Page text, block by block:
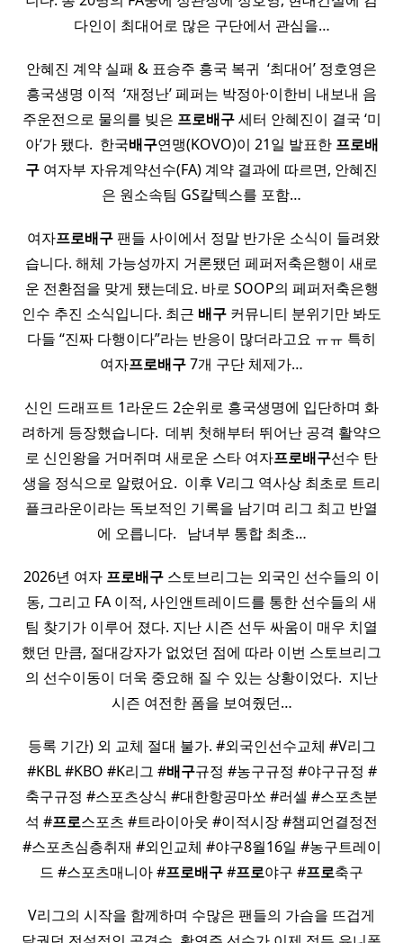
다인이 최대어로 많은 구단에서 관심을…
안혜진 계약 실패 & 표승주 흥국 복귀 ​ ‘최대어’ 정호영은
흥국생명 이적 ​ ‘재정난’ 페퍼는 박정아·이한비 내보내 음
주운전으로 물의를 빚은 프로배구세터 안혜진이 결국 ‘미
아’가 됐다. ​ 한국배구연맹(KOVO)이 21일 발표한 프로배
구 여자부 자유계약선수(FA) 계약 결과에 따르면, 안혜진
은 원소속팀 GS칼텍스를 포함…
​ 여자프로배구 팬들 사이에서 정말 반가운 소식이 들려왔
습니다. 해체 가능성까지 거론됐던 페퍼저축은행이 새로
운 전환점을 맞게 됐는데요. 바로 SOOP의 페퍼저축은행
인수 추진 소식입니다. 최근 배구 커뮤니티 분위기만 봐도
다들 “진짜 다행이다”라는 반응이 많더라고요 ㅠㅠ 특히
여자프로배구7개 구단 체제가…
신인 드래프트 1라운드 2순위로 흥국생명에 입단하며 화
려하게 등장했습니다. ​ 데뷔 첫해부터 뛰어난 공격 활약으
로 신인왕을 거머쥐며 새로운 스타 여자프로배구선수 탄
생을 정식으로 알렸어요. ​ 이후 V리그 역사상 최초로 트리
플크라운이라는 독보적인 기록을 남기며 리그 최고 반열
에 오릅니다. ​ ​ 남녀부 통합 최초…
2026년 여자 프로배구 스토브리그는 외국인 선수들의 이
동, 그리고 FA 이적, 사인앤트레이드를 통한 선수들의 새
팀 찾기가 이루어 졌다. 지난 시즌 선두 싸움이 매우 치열
했던 만큼, 절대강자가 없었던 점에 따라 이번 스토브리그
의 선수이동이 더욱 중요해 질 수 있는 상황이었다. ​ 지난
시즌 여전한 폼을 보여줬던…
등록 기간) 외 교체 절대 불가. ​#외국인선수교체 #V리그
#KBL #KBO #K리그 #배구규정 #농구규정 #야구규정 #
축구규정 #스포츠상식 #대한항공마쏘 #러셀 #스포츠분
석 #프로스포츠 #트라이아웃 #이적시장 #챔피언결정전
#스포츠심층취재 #외인교체 #야구8월16일 #농구트레이
드 #스포츠매니아 #프로배구#프로야구 #프로축구
V리그의 시작을 함께하며 수많은 팬들의 가슴을 뜨겁게